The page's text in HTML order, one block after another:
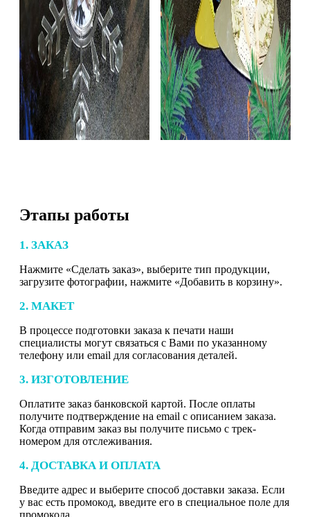
Этапы работы
1. ЗАКАЗ
Нажмите «Сделать заказ», выберите тип продукции,
загрузите фотографии, нажмите «Добавить в корзину».
2. МАКЕТ
В процессе подготовки заказа к печати наши
специалисты могут связаться с Вами по указанному
телефону или email для согласования деталей.
3. ИЗГОТОВЛЕНИЕ
Оплатите заказ банковской картой. После оплаты
получите подтверждение на email с описанием заказа.
Когда отправим заказ вы получите письмо с трек-
номером для отслеживания.
4. ДОСТАВКА И ОПЛАТА
Введите адрес и выберите способ доставки заказа. Если
у вас есть промокод, введите его в специальное поле для
промокода.